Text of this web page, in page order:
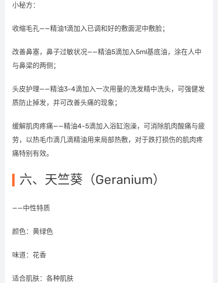
小秘方：
收缩毛孔——精油1滴加入已调和好的敷面泥中敷脸；
改善鼻塞，鼻子过敏状况——精油5滴加入5ml基底油，涂在人中
与鼻梁的两侧；
头皮护理——精油3-4滴加入一次用量的洗发精中洗头，可强健发
质防止掉发，并可改善头痛的现象；
缓解肌肉疼痛——精油4-5滴加入浴缸泡澡，可消除肌肉酸痛与疲
劳，以热毛巾滴几滴精油用来局部热敷，对于跌打损伤的肌肉疼
痛特别有效。
六、天竺葵（Geranium）
——中性特质
颜色：黄绿色
味道：花香
适合肌肤：各种肌肤